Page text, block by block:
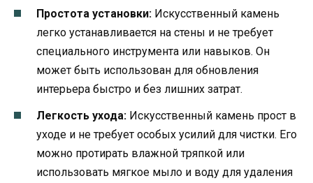
Простота установки: Искусственный камень
легко устанавливается на стены и не требует
специального инструмента или навыков. Он
может быть использован для обновления
интерьера быстро и без лишних затрат.
Легкость ухода: Искусственный камень прост в
уходе и не требует особых усилий для чистки. Его
можно протирать влажной тряпкой или
использовать мягкое мыло и воду для удаления